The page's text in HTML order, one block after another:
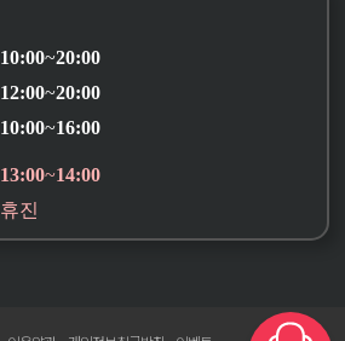
10:00~20:00
12:00~20:00
10:00~16:00
13:00~14:00
휴진
10:00~20:00
12:00~20:00
10:00~16:00
13:00~14:00
휴진
10:00~20:00
12:00~20:00
10:00~16:00
13:00~14:00
휴진
10:00~20:00
12:00~20:00
10:00~16:00
13:00~14:00
휴진
10:00~20:00
12:00~20:00
10:00~16:00
13:00~14:00
휴진
10:00~20:00
12:00~20:00
10:00~16:00
13:00~14:00
휴진
10:00~20:00
12:00~20:00
10:00~16:00
13:00~14:00
휴진
10:00~20:00
12:00~20:00
10:00~16:00
13:00~14:00
휴진